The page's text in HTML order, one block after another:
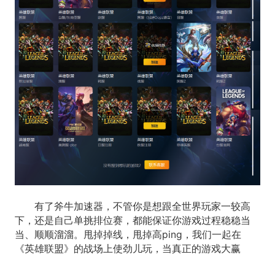
有了斧牛加速器，不管你是想跟全世界玩家一较高
下，还是自己单挑排位赛，都能保证你游戏过程稳稳当
当、顺顺溜溜。甩掉掉线，甩掉高ping，我们一起在
《英雄联盟》的战场上使劲儿玩，当真正的游戏大赢